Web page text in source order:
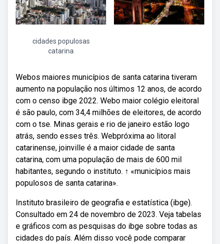
cidades populosas
catarina
Webos maiores municípios de santa catarina tiveram
aumento na população nos últimos 12 anos, de acordo
com o censo ibge 2022. Webo maior colégio eleitoral
é são paulo, com 34,4 milhões de eleitores, de acordo
com o tse. Minas gerais e rio de janeiro estão logo
atrás, sendo esses três. Webpróxima ao litoral
catarinense, joinville é a maior cidade de santa
catarina, com uma população de mais de 600 mil
habitantes, segundo o instituto. ↑ «municípios mais
populosos de santa catarina».
Instituto brasileiro de geografia e estatística (ibge).
Consultado em 24 de novembro de 2023. Veja tabelas
e gráficos com as pesquisas do ibge sobre todas as
cidades do país. Além disso você pode comparar